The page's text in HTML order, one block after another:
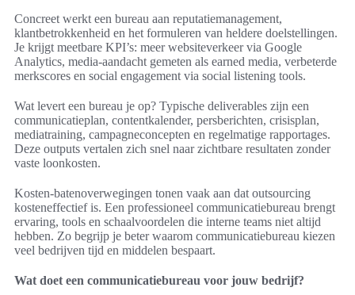
Concreet werkt een bureau aan reputatiemanagement,
klantbetrokkenheid en het formuleren van heldere doelstellingen.
Je krijgt meetbare KPI’s: meer websiteverkeer via Google
Analytics, media-aandacht gemeten als earned media, verbeterde
merkscores en social engagement via social listening tools.
Wat levert een bureau je op? Typische deliverables zijn een
communicatieplan, contentkalender, persberichten, crisisplan,
mediatraining, campagneconcepten en regelmatige rapportages.
Deze outputs vertalen zich snel naar zichtbare resultaten zonder
vaste loonkosten.
Kosten-batenoverwegingen tonen vaak aan dat outsourcing
kosteneffectief is. Een professioneel communicatiebureau brengt
ervaring, tools en schaalvoordelen die interne teams niet altijd
hebben. Zo begrijp je beter waarom communicatiebureau kiezen
veel bedrijven tijd en middelen bespaart.
Wat doet een communicatiebureau voor jouw bedrijf?